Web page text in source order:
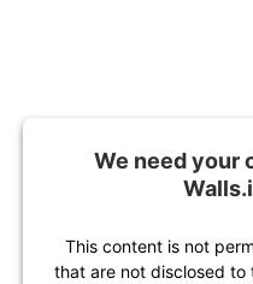
We need your
This content is not
that are not disclosed to